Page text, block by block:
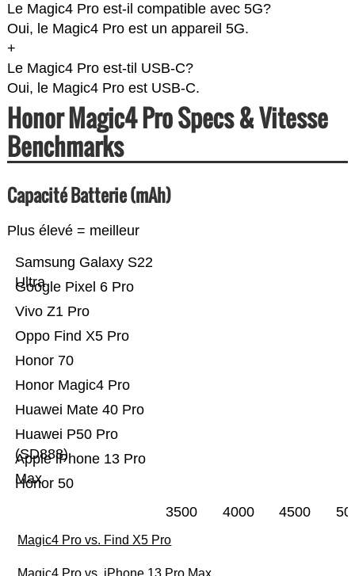
Le Magic4 Pro est-il compatible avec 5G?
Oui, le Magic4 Pro est un appareil 5G.
+
Le Magic4 Pro est-til USB-C?
Oui, le Magic4 Pro est USB-C.
Honor Magic4 Pro Specs & Vitesse
Benchmarks
Capacité Batterie (mAh)
Plus élevé = meilleur
Honor 50
Apple iPhone 13 Pro
Max
Huawei P50 Pro
(SD888)
Huawei Mate 40 Pro
Honor Magic4 Pro
Honor 70
Oppo Find X5 Pro
Vivo Z1 Pro
Google Pixel 6 Pro
Samsung Galaxy S22
Ultra
3500 4000 4500
Magic4 Pro vs. Find X5 Pro
Magic4 Pro vs. iPhone 13 Pro Max